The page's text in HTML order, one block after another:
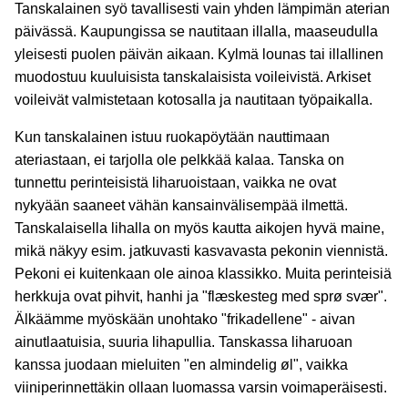
Tanskalainen syö tavallisesti vain yhden lämpimän aterian
päivässä. Kaupungissa se nautitaan illalla, maaseudulla
yleisesti puolen päivän aikaan. Kylmä lounas tai illallinen
muodostuu kuuluisista tanskalaisista voileivistä. Arkiset
voileivät valmistetaan kotosalla ja nautitaan työpaikalla.
Kun tanskalainen istuu ruokapöytään nauttimaan
ateriastaan, ei tarjolla ole pelkkää kalaa. Tanska on
tunnettu perinteisistä liharuoistaan, vaikka ne ovat
nykyään saaneet vähän kansainvälisempää ilmettä.
Tanskalaisella lihalla on myös kautta aikojen hyvä maine,
mikä näkyy esim. jatkuvasti kasvavasta pekonin viennistä.
Pekoni ei kuitenkaan ole ainoa klassikko. Muita perinteisiä
herkkuja ovat pihvit, hanhi ja "flæskesteg med sprø svær".
Älkäämme myöskään unohtako "frikadellene" - aivan
ainutlaatuisia, suuria lihapullia. Tanskassa liharuoan
kanssa juodaan mieluiten "en almindelig øl", vaikka
viiniperinnettäkin ollaan luomassa varsin voimaperäisesti.